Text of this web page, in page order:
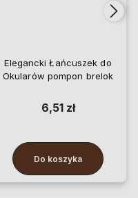
Elegancki Łańcuszek do
Okularów pompon brelok
6,51 zł
Do koszyka